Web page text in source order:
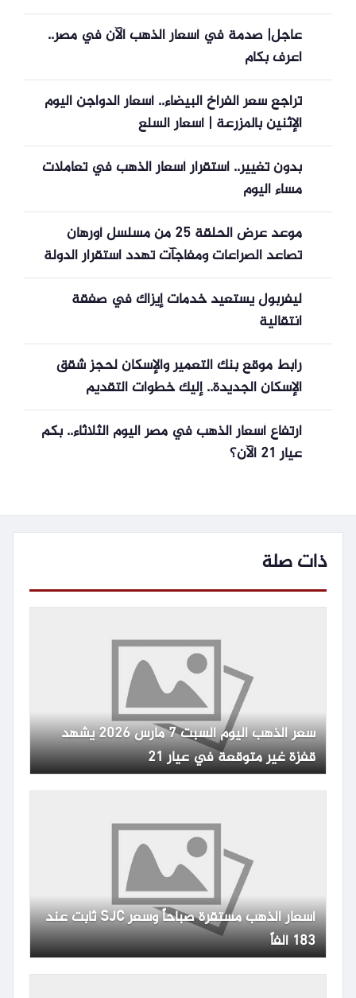
عاجل| صدمة في أسعار الذهب الآن في مصر..
اعرف بكام
تراجع سعر الفراخ البيضاء.. أسعار الدواجن اليوم
الإثنين بالمزرعة | أسعار السلع
بدون تغيير.. استقرار أسعار الذهب في تعاملات
مساء اليوم
موعد عرض الحلقة 25 من مسلسل أورهان
تصاعد الصراعات ومفاجآت تهدد استقرار الدولة
ليفربول يستعيد خدمات إيزاك في صفقة
انتقالية
رابط موقع بنك التعمير والإسكان لحجز شقق
الإسكان الجديدة.. إليك خطوات التقديم
ارتفاع أسعار الذهب في مصر اليوم الثلاثاء.. بكم
عيار 21 الآن؟
ذات صلة
سعر الذهب اليوم السبت 7 مارس 2026 يشهد
قفزة غير متوقعة في عيار 21
أسعار الذهب مستقرة صباحاً وسعر SJC ثابت عند
183 ألفاً